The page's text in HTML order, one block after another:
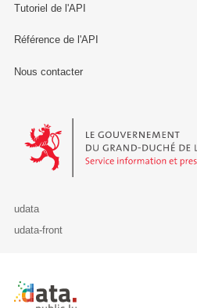
Tutoriel de l'API
Référence de l'API
Nous contacter
Le Gouvernement du Grand-
udata
udata-front
Retour à l'accueil de